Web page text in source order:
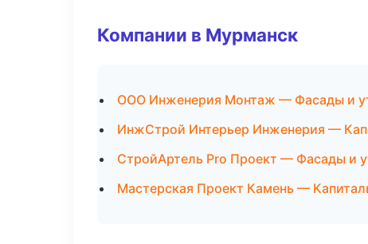
Компании в Мурманск
ООО Инженерия Монтаж — Фасады и
ИнжСтрой Интерьер Инженерия —
СтройАртель Pro Проект — Фасады и
Мастерская Проект Камень —